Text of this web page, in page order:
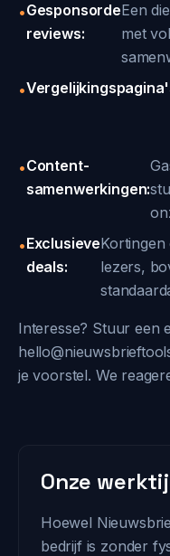
•Gesponsorde
reviews:
Een
met
•
•Content-
samenwerkingen:
•Exclusieve
deals:
lezers,
Interesse? Stuur een
je voorstel. We
Onze
Hoewel
bedrijf is zonder